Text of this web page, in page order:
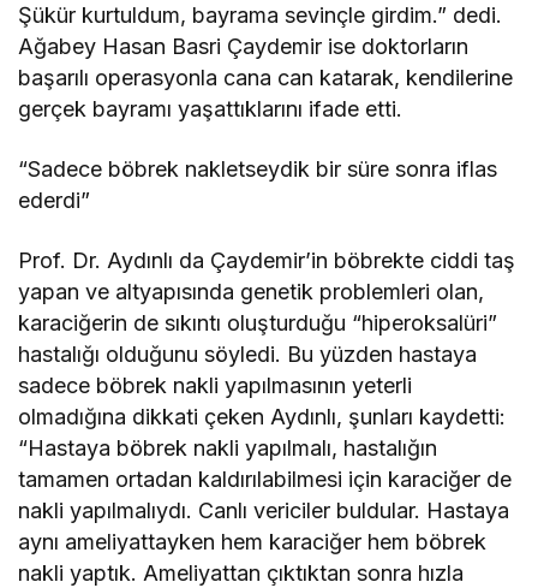
Şükür kurtuldum, bayrama sevinçle girdim.” dedi.
Ağabey Hasan Basri Çaydemir ise doktorların
başarılı operasyonla cana can katarak, kendilerine
gerçek bayramı yaşattıklarını ifade etti.
“Sadece böbrek nakletseydik bir süre sonra iflas
ederdi”
Prof. Dr. Aydınlı da Çaydemir’in böbrekte ciddi taş
yapan ve altyapısında genetik problemleri olan,
karaciğerin de sıkıntı oluşturduğu “hiperoksalüri”
hastalığı olduğunu söyledi. Bu yüzden hastaya
sadece böbrek nakli yapılmasının yeterli
olmadığına dikkati çeken Aydınlı, şunları kaydetti:
“Hastaya böbrek nakli yapılmalı, hastalığın
tamamen ortadan kaldırılabilmesi için karaciğer de
nakli yapılmalıydı. Canlı vericiler buldular. Hastaya
aynı ameliyattayken hem karaciğer hem böbrek
nakli yaptık. Ameliyattan çıktıktan sonra hızla